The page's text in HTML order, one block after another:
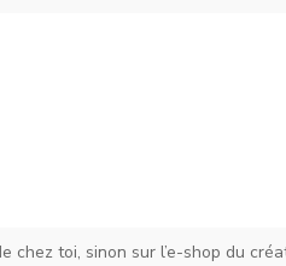
chez toi, sinon sur l’e-shop du